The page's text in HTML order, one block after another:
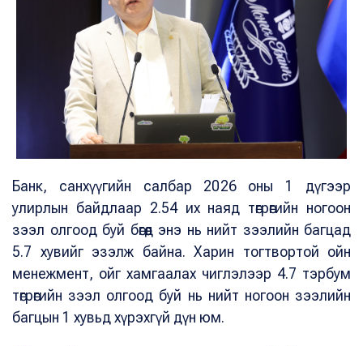
Банк, санхүүгийн салбар 2026 оны 1 дүгээр
улирлын байдлаар 2.54 их наяд төгрөгийн ногоон
зээл олгоод буй бөгөөд энэ нь нийт зээлийн багцад
5.7 хувийг эзэлж байна. Харин тогтвортой ойн
менежмент, ойг хамгаалах чиглэлээр 4.7 тэрбум
төгрөгийн зээл олгоод буй нь нийт ногоон зээлийн
багцын 1 хувьд хүрэхгүй дүн юм.